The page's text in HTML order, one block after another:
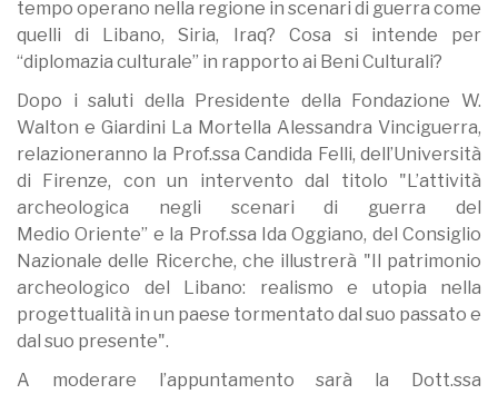
tempo operano nella regione in scenari di guerra come
quelli di Libano, Siria, Iraq? Cosa si intende per
“diplomazia culturale” in rapporto ai Beni Culturali?
Dopo i saluti della Presidente della Fondazione W.
Walton e Giardini La Mortella Alessandra Vinciguerra,
relazioneranno la Prof.ssa Candida Felli, dell’Università
di Firenze, con un intervento dal titolo "L’attività
archeologica negli scenari di guerra del
Medio Oriente” e la Prof.ssa Ida Oggiano, del Consiglio
Nazionale delle Ricerche, che illustrerà "Il patrimonio
archeologico del Libano: realismo e utopia nella
progettualità in un paese tormentato dal suo passato e
dal suo presente".
A moderare l’appuntamento sarà la Dott.ssa